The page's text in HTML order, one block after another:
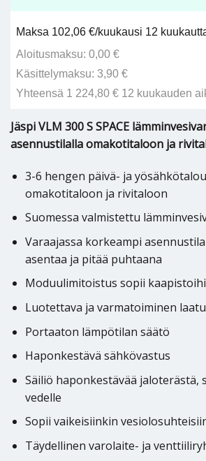
Maksa 102,06 €/kuukausi 12
Aloitusmaksu: 0,00 €
Käsittelymaksu: 3,90 €
Yhteensä 1 224,80 € 12 kuukauden
Jäspi VLM 300 S SPACE
asennustilalla omakotitaloon ja
3-6 hengen päivä- ja
omakotitaloon ja rivitaloon
Suomessa valmistettu
Varaajassa korkeampi
asentaa ja pitää puhtaana
Moduulimitoistus sopii
Luotettava ja varmatoiminen
Portaaton lämpötilan säätö
Haponkestävä sähkövastus
Säiliö haponkestävää jaloterästä,
vedelle
Sopii vaikeisiinkin
Täydellinen varolaite- ja